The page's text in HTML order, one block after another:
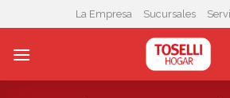
to
content
La Empresa Sucursales